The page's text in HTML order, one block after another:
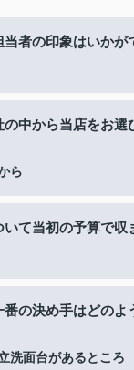
当者の印象はいかが
中から当店をお選
ら
て当初の予算で収
の決め手はどのよ
洗面台があるところ